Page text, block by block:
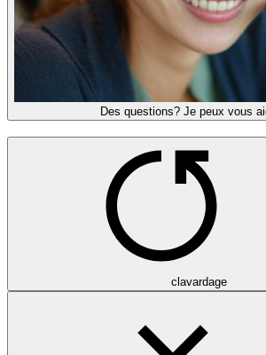
Des questions? Je peux vous
clavardage